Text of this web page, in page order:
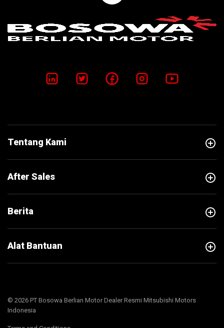
Tentang Kami add_circle
After Sales add_circle
Berita add_circle
Alat Bantuan add_circle
© 2026 PT Bosowa Berlian Motor Dealer Resmi Mitsubishi Motors
Indonesia